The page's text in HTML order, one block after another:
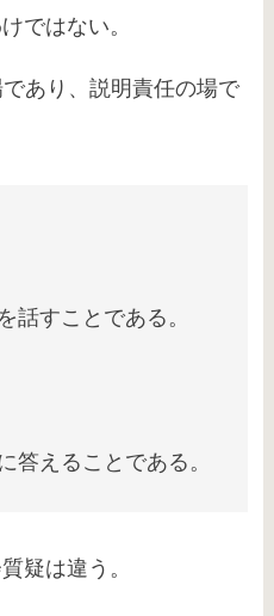
ではない。
あり、説明責任の場で
話すことである。
答えることである。
疑は違う。